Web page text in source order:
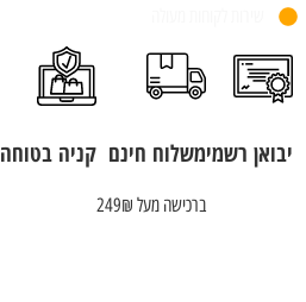
יבואן רשמימשלוח חינם
ברכישה מעל 249₪
קניה בטוחה